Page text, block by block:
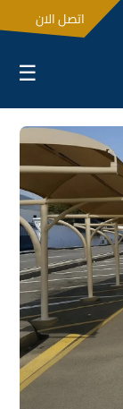
اتصل الان
☰